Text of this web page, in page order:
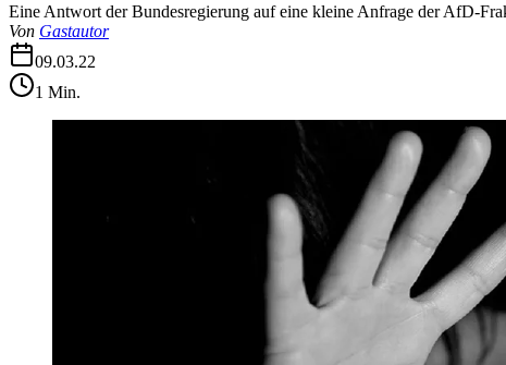
Eine Antwort der Bundesregierung auf eine kleine Anfrage der AfD-
Von Gastautor
09.03.22
1 Min.